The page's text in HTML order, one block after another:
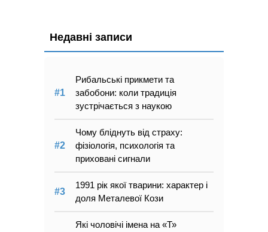
Недавні записи
Рибальські прикмети та
забобони: коли традиція
зустрічається з наукою
Чому бліднуть від страху:
фізіологія, психологія та
приховані сигнали
1991 рік якої тварини: характер і
доля Металевої Кози
Які чоловічі імена на «Т»